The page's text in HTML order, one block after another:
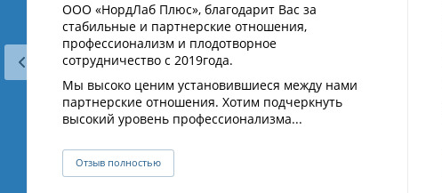
ООО «НордЛаб Плюс», благодарит Вас за
стабильные и партнерские отношения,
профессионализм и плодотворное
сотрудничество с 2019года.
Мы высоко ценим установившиеся между нами
партнерские отношения. Хотим подчеркнуть
высокий уровень профессионализма...
Отзыв полностью